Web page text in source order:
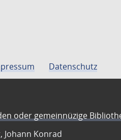
Datenschutz
oder gemeinnüzige
Johann Konrad